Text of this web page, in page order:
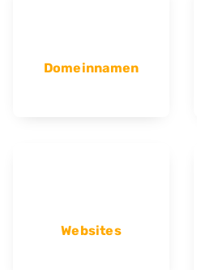
Domeinnamen
Websites